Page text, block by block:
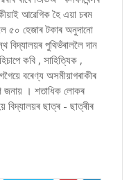
আৱেগিক হৈ এয়া চৰম
৫০ হেজাৰ টকাৰ অনুদানো
বিদ্যালয়ৰ পুথিভঁৰাললৈ দান
কবি , সাহিত্যিক ,
বৰেণ্য অসমীয়াগৰাকীৰ
জনায় । শতাধিক লোকৰ
বিদ্যালয়ৰ ছাত্ৰ - ছাত্ৰীৰ